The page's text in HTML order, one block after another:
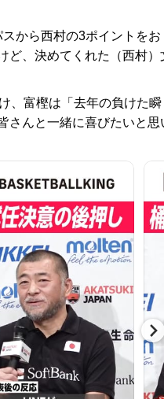
から西村の3ポイントをお
ど、決めてくれた（西村）
、富樫は「去年の負けた瞬
さんと一緒に喜びたいと思